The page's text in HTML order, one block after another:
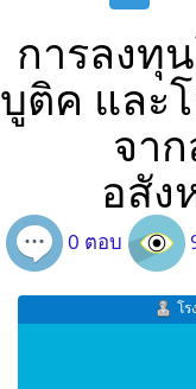
การลงทุ
บูติค และ
จา
อสัง
0 ตอบ
โ